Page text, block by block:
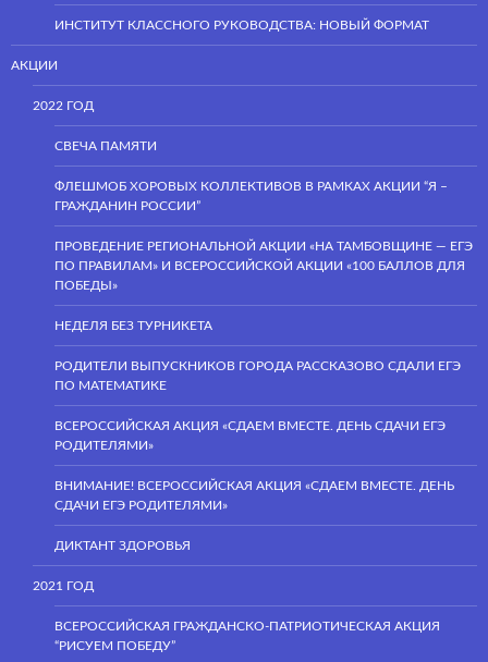
ИНСТИТУТ КЛАССНОГО РУКОВОДСТВА: НОВЫЙ ФОРМАТ
АКЦИИ
2022 ГОД
СВЕЧА ПАМЯТИ
ФЛЕШМОБ ХОРОВЫХ КОЛЛЕКТИВОВ В РАМКАХ АКЦИИ “Я –
ГРАЖДАНИН РОССИИ”
ПРОВЕДЕНИЕ РЕГИОНАЛЬНОЙ АКЦИИ «НА ТАМБОВЩИНЕ — ЕГЭ
ПО ПРАВИЛАМ» И ВСЕРОССИЙСКОЙ АКЦИИ «100 БАЛЛОВ ДЛЯ
ПОБЕДЫ»
НЕДЕЛЯ БЕЗ ТУРНИКЕТА
РОДИТЕЛИ ВЫПУСКНИКОВ ГОРОДА РАССКАЗОВО СДАЛИ ЕГЭ
ПО МАТЕМАТИКЕ
ВСЕРОССИЙСКАЯ АКЦИЯ «СДАЕМ ВМЕСТЕ. ДЕНЬ СДАЧИ ЕГЭ
РОДИТЕЛЯМИ»
ВНИМАНИЕ! ВСЕРОССИЙСКАЯ АКЦИЯ «СДАЕМ ВМЕСТЕ. ДЕНЬ
СДАЧИ ЕГЭ РОДИТЕЛЯМИ»
ДИКТАНТ ЗДОРОВЬЯ
2021 ГОД
ВСЕРОССИЙСКАЯ ГРАЖДАНСКО-ПАТРИОТИЧЕСКАЯ АКЦИЯ
“РИСУЕМ ПОБЕДУ”